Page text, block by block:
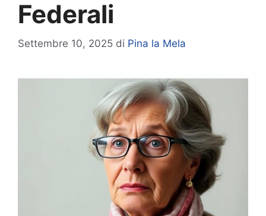
Federali
Settembre 10, 2025 di Pina la Mela